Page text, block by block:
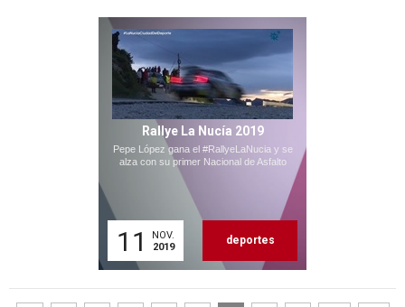
Rallye La Nucía 2019
Pepe López gana el #RallyeLaNucia y se
alza con su primer Nacional de Asfalto
11
NOV.
2019
deportes